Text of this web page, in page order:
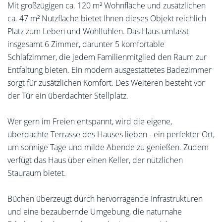
Mit großzügigen ca. 120 m² Wohnfläche und zusätzlichen
ca. 47 m² Nutzfläche bietet Ihnen dieses Objekt reichlich
Platz zum Leben und Wohlfühlen. Das Haus umfasst
insgesamt 6 Zimmer, darunter 5 komfortable
Schlafzimmer, die jedem Familienmitglied den Raum zur
Entfaltung bieten. Ein modern ausgestattetes Badezimmer
sorgt für zusätzlichen Komfort. Des Weiteren besteht vor
der Tür ein überdachter Stellplatz.
Wer gern im Freien entspannt, wird die eigene,
überdachte Terrasse des Hauses lieben - ein perfekter Ort,
um sonnige Tage und milde Abende zu genießen. Zudem
verfügt das Haus über einen Keller, der nützlichen
Stauraum bietet.
Büchen überzeugt durch hervorragende Infrastrukturen
und eine bezaubernde Umgebung, die naturnahe